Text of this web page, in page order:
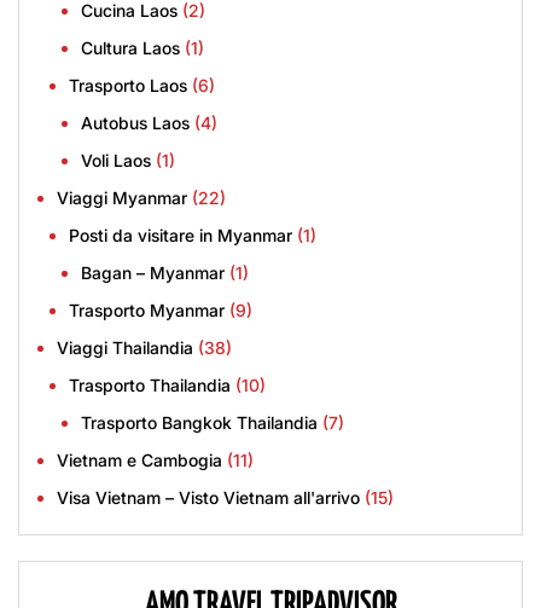
Cucina Laos (2)
Cultura Laos (1)
Trasporto Laos (6)
Autobus Laos (4)
Voli Laos (1)
Viaggi Myanmar (22)
Posti da visitare in Myanmar (1)
Bagan – Myanmar (1)
Trasporto Myanmar (9)
Viaggi Thailandia (38)
Trasporto Thailandia (10)
Trasporto Bangkok Thailandia (7)
Vietnam e Cambogia (11)
Visa Vietnam – Visto Vietnam all'arrivo (15)